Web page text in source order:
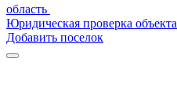
область
Юридическая проверка объекта
Добавить поселок